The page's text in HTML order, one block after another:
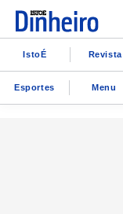
IstoÉ Revista
Esportes Menu